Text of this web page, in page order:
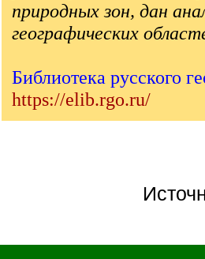
природных зон, дан
географических
Библиотека русского
https://elib.rgo.ru/